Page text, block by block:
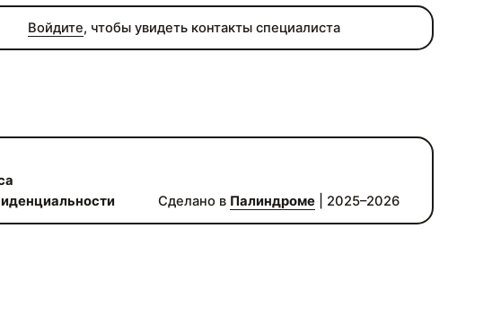
Войдите, чтобы увидеть контакты специалиста
Сделано в Палиндроме | 2025–2026